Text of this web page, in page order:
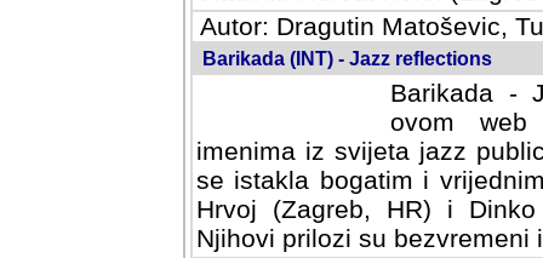
Autor: Dragutin Matoševic,
Barikada (INT) - Jazz reflections
Barikada -
ovom web
imenima iz svijeta jazz
se istakla bogatim i
Hrvoj (Zagreb, HR) i
Njihovi prilozi su bezvremeni